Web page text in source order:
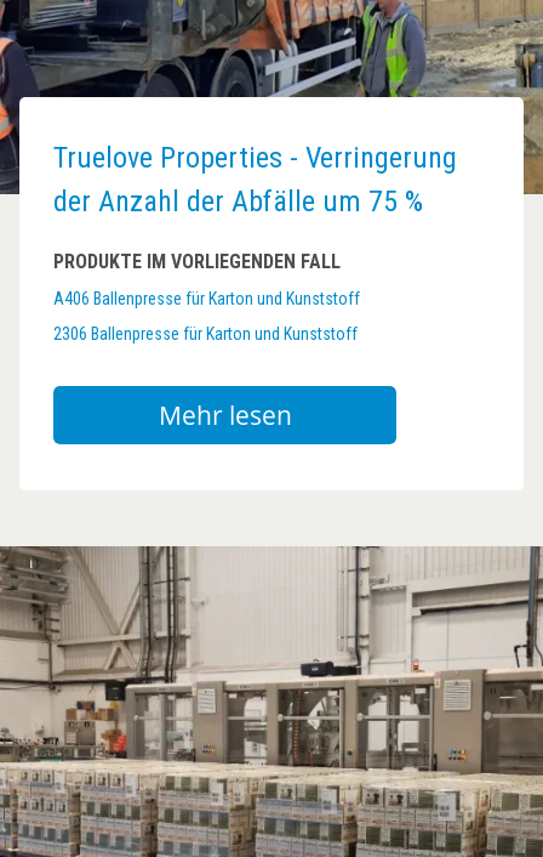
Truelove Properties - Verringerung
der Anzahl der Abfälle um 75 %
PRODUKTE IM VORLIEGENDEN FALL
A406 Ballenpresse für Karton und Kunststoff
2306 Ballenpresse für Karton und Kunststoff
Mehr lesen